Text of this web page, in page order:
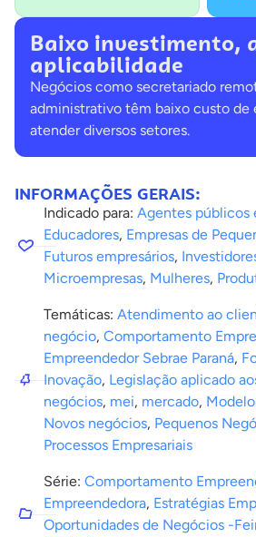
Baixo investimento,
aplicabilidade
Negócios como secretariado
administrativo têm baixo custo de
atender diversos setores.
INFORMAÇÕES GERAIS:
Indicado para: Agentes públicos
Educadores, Empresas de
Futuros empresários,
Microempresas, Mulheres,
Temáticas: Atendimento ao
negócio, Comportamento
Empreendedor Sebrae Paraná,
Inovação, Legislação aplicado
negócios, mei, mercado,
Novos negócios, Pequenos
Processos Empresariais
Série: Comportamento
Empreendedora, Estratégias
Oportunidades de Negócios -